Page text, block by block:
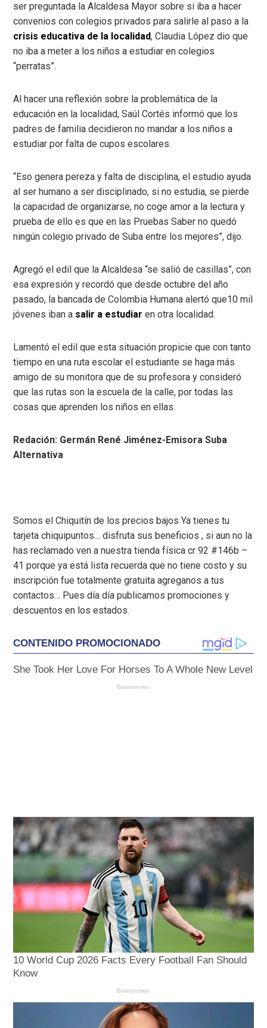
ser preguntada la Alcaldesa Mayor sobre si iba a hacer
convenios con colegios privados para salirle al paso a la
crisis educativa de la localidad, Claudia López dio que
no iba a meter a los niños a estudiar en colegios
“perratas”.
Al hacer una reflexión sobre la problemática de la
educación en la localidad, Saúl Cortés informó que los
padres de familia decidieron no mandar a los niños a
estudiar por falta de cupos escolares.
“Eso genera pereza y falta de disciplina, el estudio ayuda
al ser humano a ser disciplinado, si no estudia, se pierde
la capacidad de organizarse, no coge amor a la lectura y
prueba de ello es que en las Pruebas Saber no quedó
ningún colegio privado de Suba entre los mejores”, dijo.
Agregó el edil que la Alcaldesa “se salió de casillas”, con
esa expresión y recordó que desde octubre del año
pasado, la bancada de Colombia Humana alertó que10 mil
jóvenes iban a salir a estudiaren otra localidad.
Lamentó el edil que esta situación propicie que con tanto
tiempo en una ruta escolar el estudiante se haga más
amigo de su monitora que de su profesora y consideró
que las rutas son la escuela de la calle, por todas las
cosas que aprenden los niños en ellas.
Redación: Germán René Jiménez-Emisora Suba
Alternativa
Somos el Chiquitín de los precios bajos Ya tienes tu
tarjeta chiquipuntos… disfruta sus beneficios , si aun no la
has reclamado ven a nuestra tienda física cr 92 #146b –
41 porque ya está lista recuerda que no tiene costo y su
inscripción fue totalmente gratuita agreganos a tus
contactos… Pues día día publicamos promociones y
descuentos en los estados.